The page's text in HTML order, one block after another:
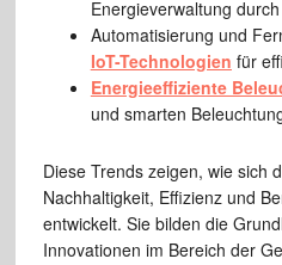
Energieverwaltung
Automatisierung und
IoT-Technologien für
Energieeffiziente
und smarten
Diese Trends zeigen, wie sich
Nachhaltigkeit, Effizienz und
entwickelt. Sie bilden die
Innovationen im Bereich der